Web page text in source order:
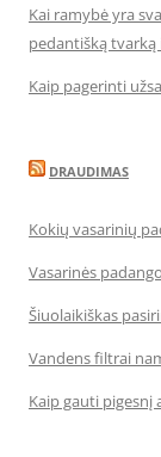
Kai ramybė yra
pedantišką tvarką
Kaip pagerinti
DRAUDIMAS
Kokių vasarinių
Vasarinės
Šiuolaikiškas
Vandens filtrai
Kaip gauti